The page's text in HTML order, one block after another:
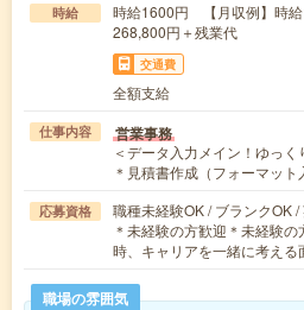
時給
時給1600円 【月収例】時
268,800円＋残業代
交通費
全額支給
仕事内容 営業事務
＜データ入力メイン！ゆっ
＊見積書作成（フォーマッ
応募資格
職種未経験OK / ブランクOK
＊未経験の方歓迎＊未経験
時、キャリアを一緒に考え
職場の雰囲気